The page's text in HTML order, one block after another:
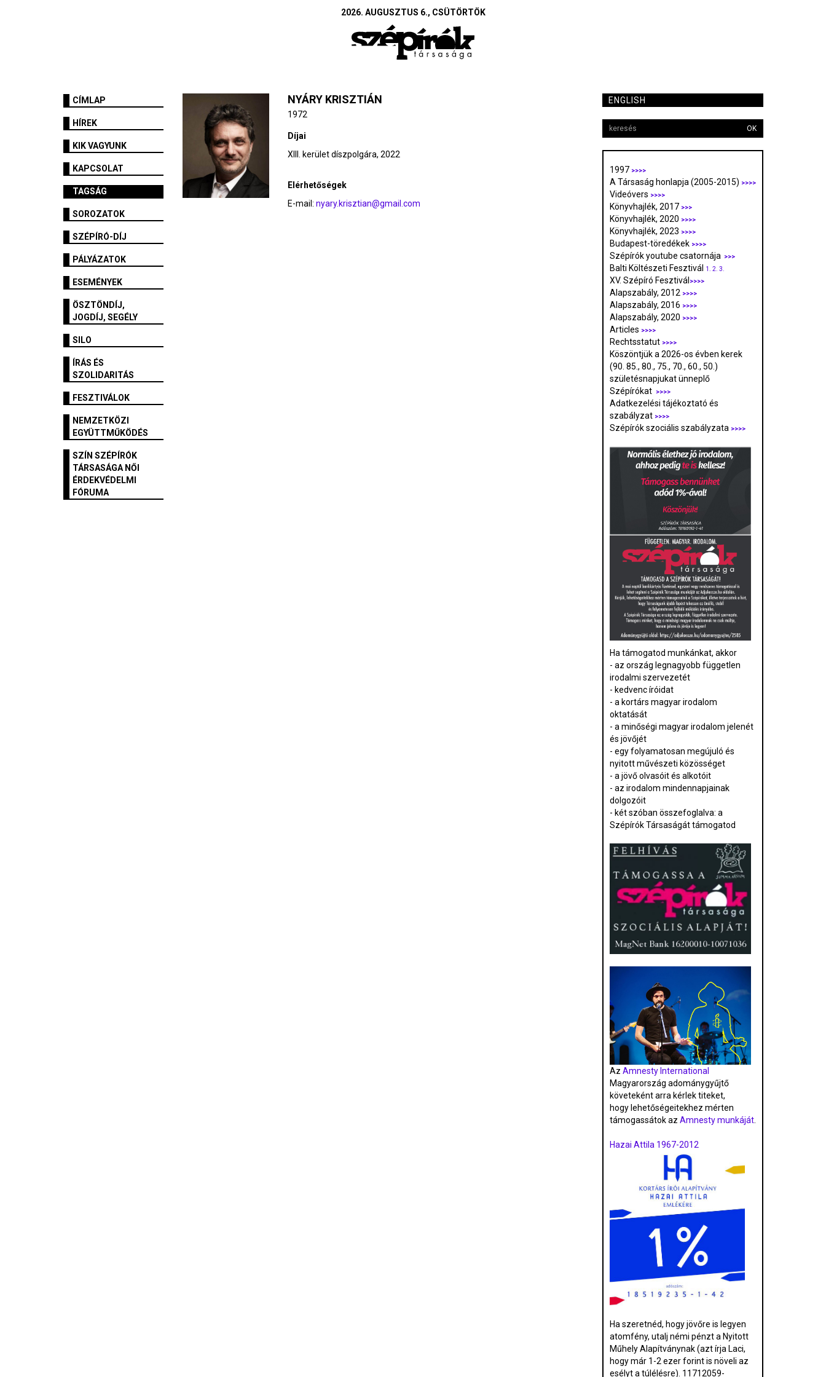
2026. AUGUSZTUS 6., CSÜTÖRTÖK
CÍMLAP
HÍREK
KIK VAGYUNK
KAPCSOLAT
TAGSÁG
SOROZATOK
SZÉPÍRÓ-DÍJ
PÁLYÁZATOK
ESEMÉNYEK
ÖSZTÖNDÍJ,
JOGDÍJ, SEGÉLY
SILO
ÍRÁS ÉS
SZOLIDARITÁS
FESZTIVÁLOK
NEMZETKÖZI
EGYÜTTMŰKÖDÉS
SZÍN SZÉPÍRÓK
TÁRSASÁGA NŐI
ÉRDEKVÉDELMI
FÓRUMA
NYÁRY KRISZTIÁN
1972
Díjai
XIII. kerület díszpolgára, 2022
Elérhetőségek
E-mail: nyary.krisztian@gmail.com
ENGLISH
OK
1997 >>>>
A Társaság honlapja (2005-2015) >>>>
Videóvers >>>>
Könyvhajlék, 2017 >>>
Könyvhajlék, 2020 >>>>
Könyvhajlék, 2023 >>>>
Budapest-töredékek >>>>
Szépírók youtube csatornája >>>
Balti Költészeti Fesztivál 1. 2. 3.
XV. Szépíró Fesztivál >>>>
Alapszabály, 2012 >>>>
Alapszabály, 2016 >>>>
Alapszabály, 2020 >>>>
Articles >>>>
Rechtsstatut >>>>
Köszöntjük a 2026-os évben kerek
(90. 85., 80., 75., 70., 60., 50.)
születésnapjukat ünneplő
Szépírókat
>>>>
Adatkezelési tájékoztató és
szabályzat >>>>
Szépírók szociális szabályzata >>>>
Ha támogatod munkánkat, akkor
- az ország legnagyobb független
irodalmi szervezetét
- kedvenc íróidat
- a kortárs magyar irodalom
oktatását
- a minőségi magyar irodalom jelenét
és jövőjét
- egy folyamatosan megújuló és
nyitott művészeti közösséget
- a jövő olvasóit és alkotóit
- az irodalom mindennapjainak
dolgozóit
- két szóban összefoglalva: a
Szépírók Társaságát támogatod
Az Amnesty International
Magyarország adománygyűjtő
követeként arra kérlek titeket,
hogy lehetőségeitekhez mérten
támogassátok az Amnesty munkáját.
Hazai Attila 1967-2012
Ha szeretnéd, hogy jövőre is legyen
atomfény, utalj némi pénzt a Nyitott
Műhely Alapítványnak (azt írja Laci,
hogy már 1-2 ezer forint is növeli az
esélyt a túlélésre). 11712059-